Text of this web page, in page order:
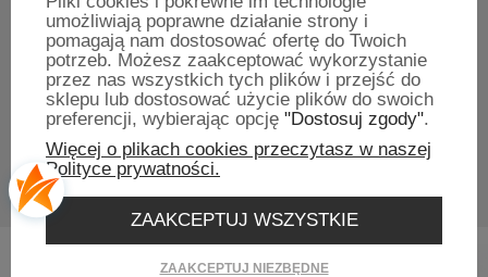
Polska produkcja
Pakowane ekologicznie
Wysyłka na terenie Polski i Europy
umożliwiają poprawne działanie strony i
pomagają nam dostosować ofertę do Twoich
potrzeb. Możesz zaakceptować wykorzystanie
przez nas wszystkich tych plików i przejść do
sklepu lub dostosować użycie plików do swoich
preferencji, wybierając opcję "Dostosuj zgody".
Więcej o plikach cookies przeczytasz w naszej
Polityce prywatności.
ZAAKCEPTUJ NIEZBĘDNE
ZAAKCEPTUJ WSZYSTKIE